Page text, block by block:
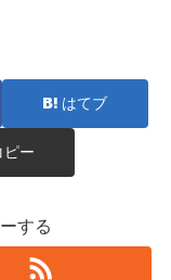
はてブ
ピー
する